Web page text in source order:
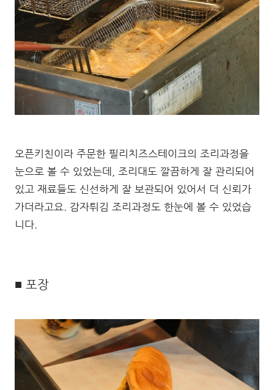
오픈키친이라 주문한 필리치즈스테이크의 조리과정을
눈으로 볼 수 있었는데, 조리대도 깔끔하게 잘 관리되어
있고 재료들도 신선하게 잘 보관되어 있어서 더 신뢰가
가더라고요. 감자튀김 조리과정도 한눈에 볼 수 있었습
니다.
■ 포장